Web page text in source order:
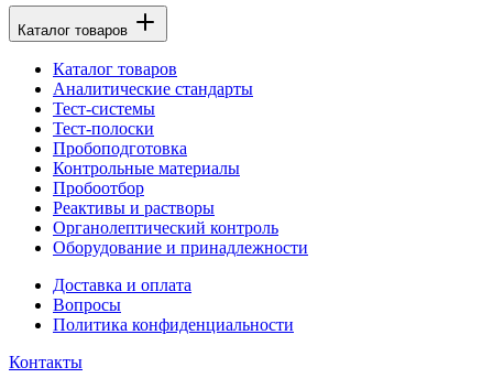
Каталог товаров
Каталог товаров
Аналитические стандарты
Тест-системы
Тест-полоски
Пробоподготовка
Контрольные материалы
Пробоотбор
Реактивы и растворы
Органолептический контроль
Оборудование и принадлежности
Доставка и оплата
Вопросы
Политика конфиденциальности
Контакты